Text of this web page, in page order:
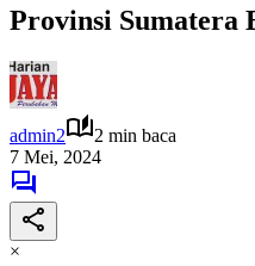
Provinsi Sumatera
admin2
2 min baca
7 Mei, 2024
×